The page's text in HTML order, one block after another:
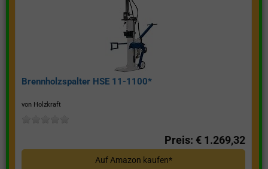
Brennholzspalter HSE 11-1100*
von Holzkraft
Preis: € 1.269,32
Auf Amazon kaufen*